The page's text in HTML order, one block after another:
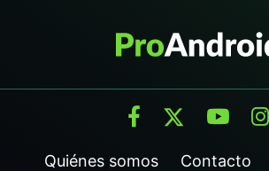
Quiénes somos Contacto